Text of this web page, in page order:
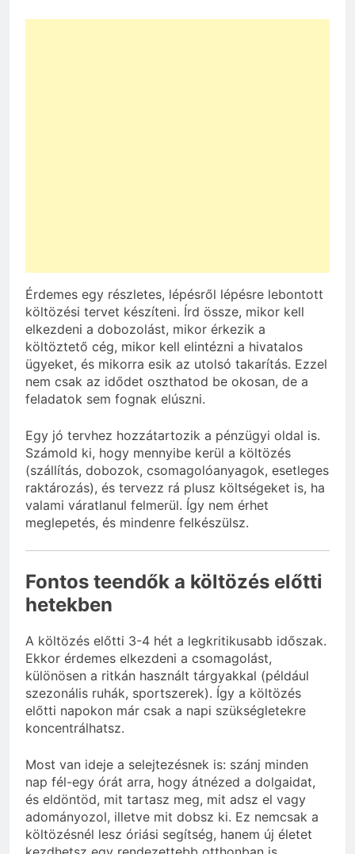
Érdemes egy részletes, lépésről lépésre lebontott
költözési tervet készíteni. Írd össze, mikor kell
elkezdeni a dobozolást, mikor érkezik a
költöztető cég, mikor kell elintézni a hivatalos
ügyeket, és mikorra esik az utolsó takarítás. Ezzel
nem csak az idődet oszthatod be okosan, de a
feladatok sem fognak elúszni.
Egy jó tervhez hozzátartozik a pénzügyi oldal is.
Számold ki, hogy mennyibe kerül a költözés
(szállítás, dobozok, csomagolóanyagok, esetleges
raktározás), és tervezz rá plusz költségeket is, ha
valami váratlanul felmerül. Így nem érhet
meglepetés, és mindenre felkészülsz.
Fontos teendők a költözés előtti
hetekben
A költözés előtti 3-4 hét a legkritikusabb időszak.
Ekkor érdemes elkezdeni a csomagolást,
különösen a ritkán használt tárgyakkal (például
szezonális ruhák, sportszerek). Így a költözés
előtti napokon már csak a napi szükségletekre
koncentrálhatsz.
Most van ideje a selejtezésnek is: szánj minden
nap fél-egy órát arra, hogy átnézed a dolgaidat,
és eldöntöd, mit tartasz meg, mit adsz el vagy
adományozol, illetve mit dobsz ki. Ez nemcsak a
költözésnél lesz óriási segítség, hanem új életet